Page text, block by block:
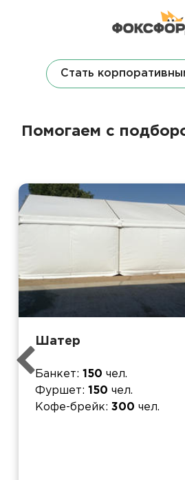
Стать
Помогаем с
Шатер
Банкет 150 чел.
Фуршет
150 чел.
Кофе-брейк
300 чел.